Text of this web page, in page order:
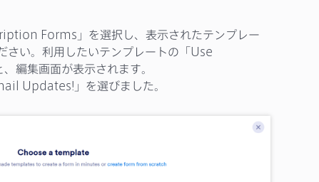
Forms」を選択し、表示されたテンプレー
さい。利用したいテンプレートの「Use
編集画面が表示されます。
Updates!」を選びました。